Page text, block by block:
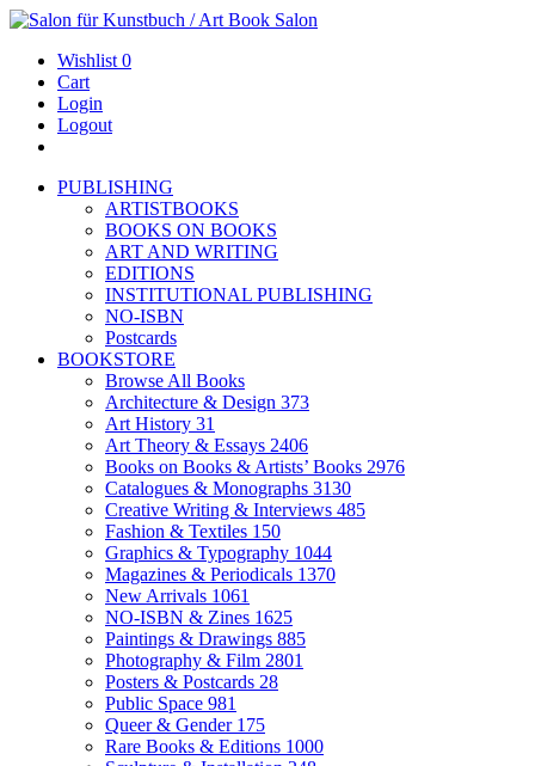
Wishlist 0
Cart
Login
Logout
PUBLISHING
ARTISTBOOKS
BOOKS ON BOOKS
ART AND WRITING
EDITIONS
INSTITUTIONAL PUBLISHING
NO-ISBN
Postcards
BOOKSTORE
Browse All Books
Architecture & Design 373
Art History 31
Art Theory & Essays 2406
Books on Books & Artists’ Books 2976
Catalogues & Monographs 3130
Creative Writing & Interviews 485
Fashion & Textiles 150
Graphics & Typography 1044
Magazines & Periodicals 1370
New Arrivals 1061
NO-ISBN & Zines 1625
Paintings & Drawings 885
Photography & Film 2801
Posters & Postcards 28
Public Space 981
Queer & Gender 175
Rare Books & Editions 1000